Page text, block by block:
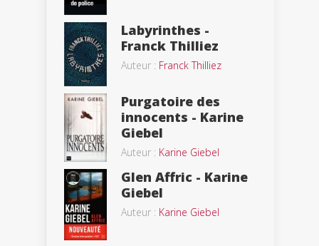
Labyrinthes -
Franck Thilliez
Auteur : Franck Thilliez
Purgatoire des
innocents - Karine
Giebel
Auteur : Karine Giebel
Glen Affric - Karine
Giebel
Auteur : Karine Giebel